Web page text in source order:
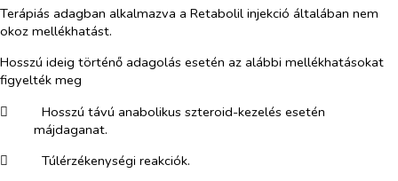
Terápiás adagban alkalmazva a Retabolil injekció általában nem
okoz mellékhatást.
Hosszú ideig történő adagolás esetén az alábbi mellékhatásokat
figyelték meg
​
Hosszú távú anabolikus szteroid-kezelés esetén
májdaganat.
​
Túlérzékenységi reakciók.